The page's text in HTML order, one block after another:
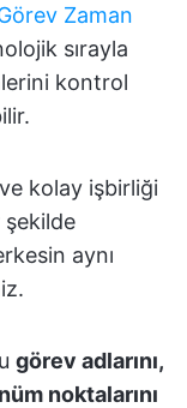
Zaman
sırayla
kontrol
kolay işbirliği
şekilde
aynı
görev adlarını,
noktalarını